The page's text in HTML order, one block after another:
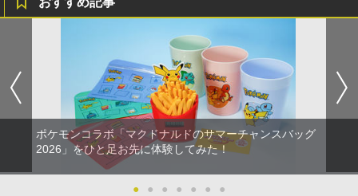
ポケモンコラボ「マクドナルドのサマーチャンスバッグ
2026」をひと足お先に体験してみた！
● ● ● ● ● ● ●